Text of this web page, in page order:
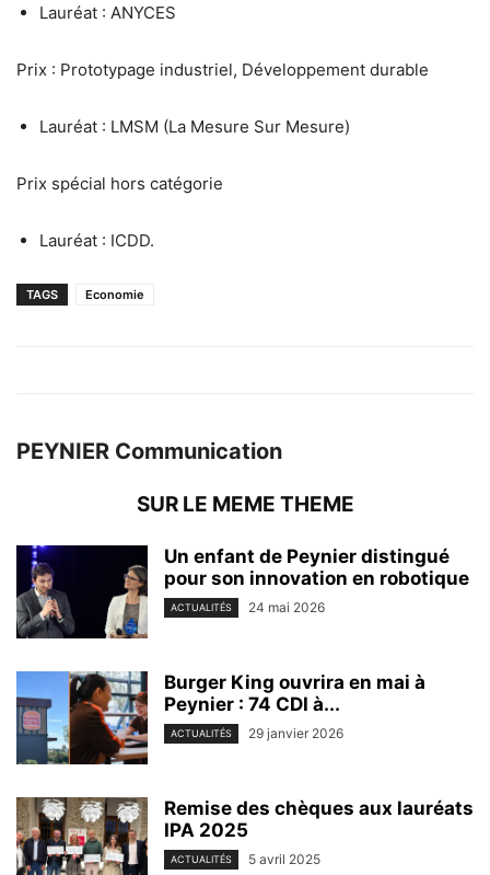
Lauréat : ANYCES
Prix : Prototypage industriel, Développement durable
Lauréat : LMSM (La Mesure Sur Mesure)
Prix spécial hors catégorie
Lauréat : ICDD.
TAGS Economie
PEYNIER Communication
SUR LE MEME THEME
Un enfant de Peynier distingué
pour son innovation en robotique
ACTUALITÉS 24 mai 2026
Burger King ouvrira en mai à
Peynier : 74 CDI à...
ACTUALITÉS 29 janvier 2026
Remise des chèques aux lauréats
IPA 2025
ACTUALITÉS 5 avril 2025